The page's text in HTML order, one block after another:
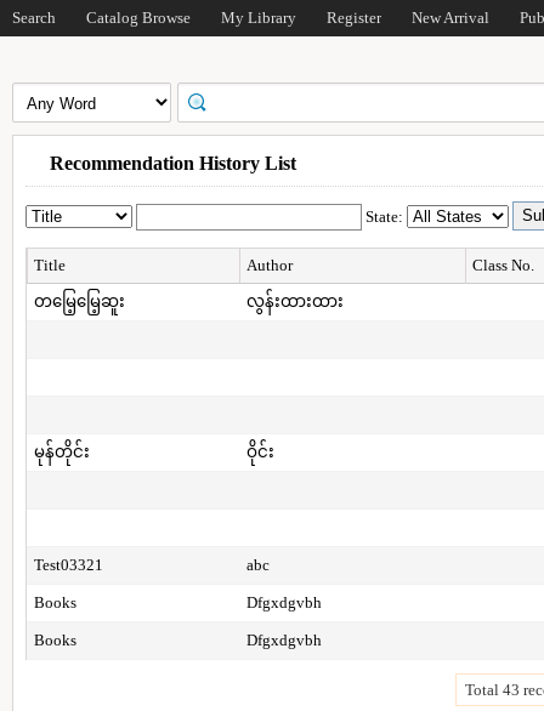
Search Catalog Browse My Library Register New Arrival
Recommendation History List
State:
Title Author
Class No.
တမြေ့မြေ့ဆူး
လွန်းထားထား
မုန်တိုင်း ဝိုင်း
Test03321 abc
Books Dfgxdgvbh
Books Dfgxdgvbh
Total 43